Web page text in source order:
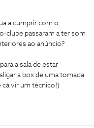
a cumprir com o
clube passaram a ter som
ao anúncio?
a sala de estar
a box de uma tomada
cá vir um técnico!)